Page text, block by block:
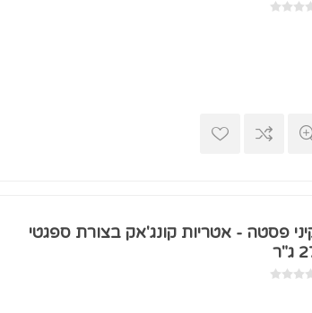
פסטה - אטריות קונג'אק בצורת ספגטי